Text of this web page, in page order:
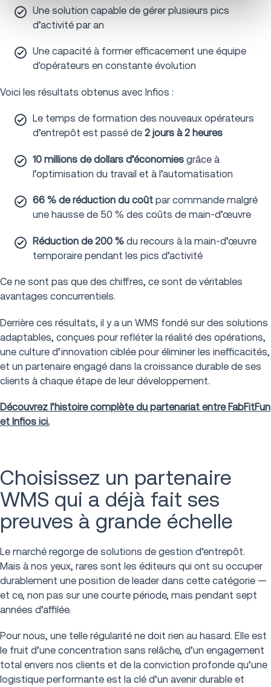
Une solution capable de gérer plusieurs pics
d’activité par an
Une capacité à former efficacement une équipe
d'opérateurs en constante évolution
Voici les résultats obtenus avec Infios :
Le temps de formation des nouveaux opérateurs
d’entrepôt est passé de 2 jours à 2 heures
10 millions de dollars d’économies grâce à
l’optimisation du travail et à l’automatisation
66 % de réduction du coût par commande malgré
une hausse de 50 % des coûts de main-d’œuvre
Réduction de 200 % du recours à la main-d’œuvre
temporaire pendant les pics d’activité
Ce ne sont pas que des chiffres, ce sont de véritables
avantages concurrentiels.
Derrière ces résultats, il y a un WMS fondé sur des solutions
adaptables, conçues pour refléter la réalité des opérations,
une culture d’innovation ciblée pour éliminer les inefficacités,
et un partenaire engagé dans la croissance durable de ses
clients à chaque étape de leur développement.
Découvrez l’histoire complète du partenariat entre FabFitFun
et Infios ici.
Choisissez un partenaire
WMS qui a déjà fait ses
preuves à grande échelle
Le marché regorge de solutions de gestion d’entrepôt.
Mais à nos yeux, rares sont les éditeurs qui ont su occuper
durablement une position de leader dans cette catégorie —
et ce, non pas sur une courte période, mais pendant sept
années d’affilée.
Pour nous, une telle régularité ne doit rien au hasard. Elle est
le fruit d’une concentration sans relâche, d’un engagement
total envers nos clients et de la conviction profonde qu’une
logistique performante est la clé d’un avenir durable et